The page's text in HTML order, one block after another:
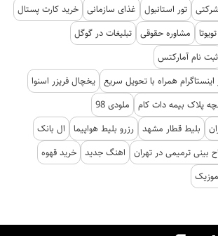
تور استانبول غذای سازمانی خرید کارت پستال
مشاوره حقوقی تبلیغات در گوگل
ثبت نام آمارکتس
همراه با تحویل سریع یخچال فریزر اسنوا
پلاک بیمه دات کام
ملودی 98
بلیط قطار مشهد رزرو بلیط هواپیما
ال بانک
بینی ترمیمی در تهران اهنگ جدید خرید قهوه
موزیک